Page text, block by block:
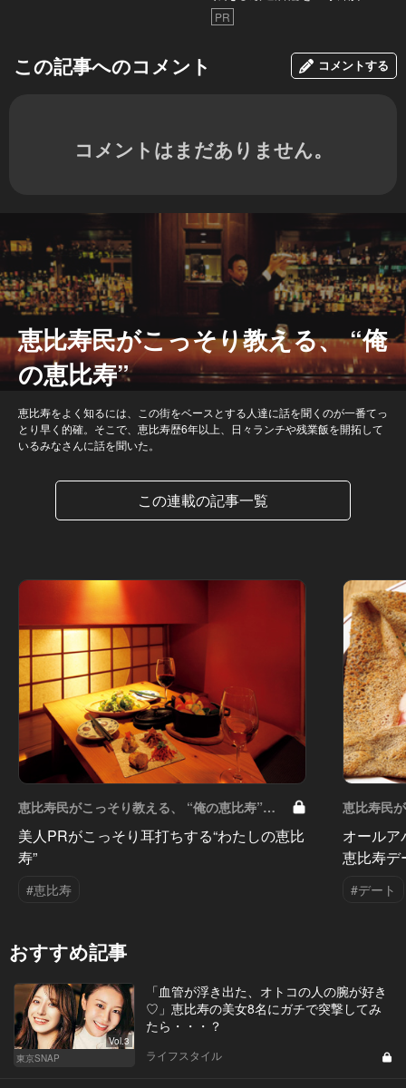
PR
この記事へのコメント コメントする
コメントはまだありません。
恵比寿民がこっそり教える、 “俺
の恵比寿”
恵比寿をよく知るには、この街をベースとする人達に話を聞くのが一番てっ
とり早く的確。そこで、恵比寿歴6年以上、日々ランチや残業飯を開拓して
いるみなさんに話を聞いた。
この連載の記事一覧
恵比寿民がこっそり教える、 “俺の恵比寿”
Vol.3
美人PRがこっそり耳打ちする“わたしの恵比
寿”
#恵比寿
恵比寿民
オール
恵比寿デ
#デート
おすすめ記事
Vol.3
東京SNAP
「血管が浮き出た、オトコの人の腕が好き
♡」恵比寿の美女8名にガチで突撃してみ
たら・・・？
ライフスタイル